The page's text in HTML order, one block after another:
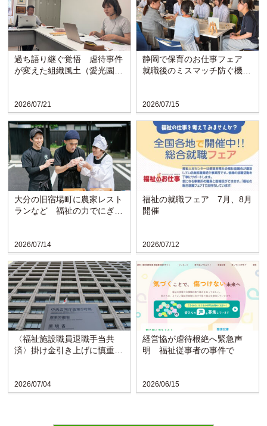
2026/07/21
過ち語り継ぐ覚悟 虐待事件
が変えた組織風土（愛光園・
2026/07/15
静岡で保育のお仕事フェア
就職後のミスマッチ防ぐ機会
2026/07/14
大分の旧宿場町に農家レスト
ランなど 福祉の力でにぎわ
2026/07/12
福祉の就職フェア 7月、8月
開催
2026/07/04
〈福祉施設職員退職手当共
済〉掛け金引き上げに慎重な
2026/06/15
経営協が虐待根絶へ緊急声
明 福祉従事者の事件で